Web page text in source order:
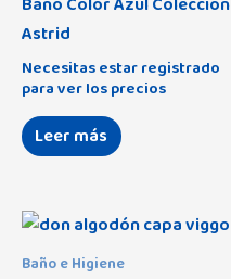
Astrid
Necesitas estar registrado
para ver los precios
Leer más
Baño e Higiene